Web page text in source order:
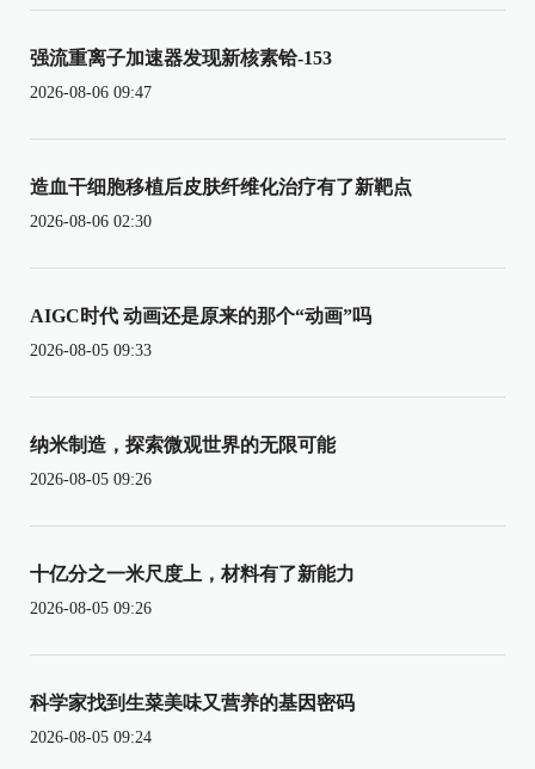
强流重离子加速器发现新核素铪-153
2026-08-06 09:47
造血干细胞移植后皮肤纤维化治疗有了新靶点
2026-08-06 02:30
AIGC时代 动画还是原来的那个“动画”吗
2026-08-05 09:33
纳米制造，探索微观世界的无限可能
2026-08-05 09:26
十亿分之一米尺度上，材料有了新能力
2026-08-05 09:26
科学家找到生菜美味又营养的基因密码
2026-08-05 09:24